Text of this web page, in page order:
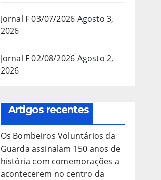
Jornal F 03/07/2026 Agosto 3,
2026
Jornal F 02/08/2026 Agosto 2,
2026
Artigos recentes
Os Bombeiros Voluntários da
Guarda assinalam 150 anos de
história com comemorações a
acontecerem no centro da